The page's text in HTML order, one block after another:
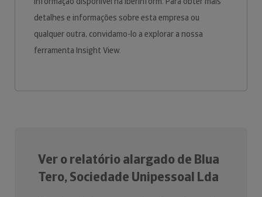
detalhes e informações sobre esta empresa ou
qualquer outra, convidamo-lo a explorar a nossa
ferramenta Insight View.
Ver o relatório alargado de Blua
Tero, Sociedade Unipessoal Lda